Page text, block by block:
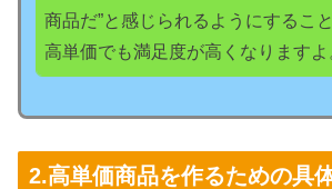
商品だ”と感じられるようにすること
高単価でも満足度が高くなりますよ
2.高単価商品を作るための具